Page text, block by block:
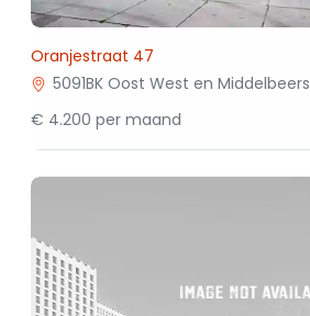
Oranjestraat 47
5091BK Oost West en Middelbeers
€ 4.200 per maand